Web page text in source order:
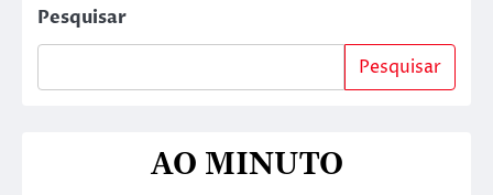
Pesquisar
Pesquisar
AO MINUTO